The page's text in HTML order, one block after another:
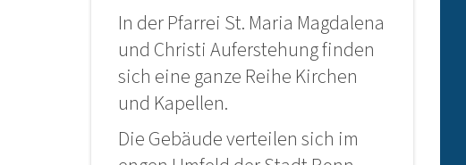
In der Pfarrei St. Maria Magdalena
und Christi Auferstehung finden
sich eine ganze Reihe Kirchen
und Kapellen.
Die Gebäude verteilen sich im